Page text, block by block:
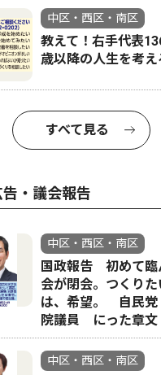
中区・西区・南区
教えて！右手代表
歳以降の人生を考え
すべて見る
・議会報告
中区・西区・南区
国政報告 初めて臨
会が閉会。つくりた
は、希望。 自民
院議員 にった章文
中区・西区・南区